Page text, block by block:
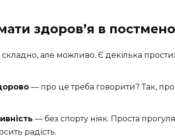
здоров’я в
але можливо. Є декілька
— про це треба говорити? Так,
— без спорту ніяк. Проста
радість.